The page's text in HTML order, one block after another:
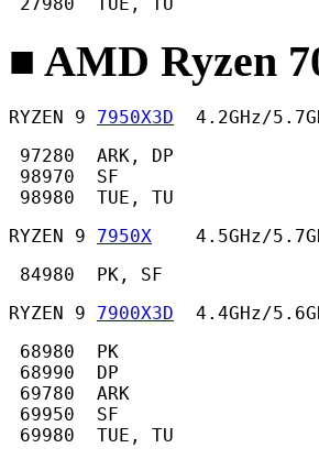
■ AMD Ryzen
RYZEN 9 7950X3D
4.2GHz/
97280  ARK, DP
98970  SF
98980  TUE, TU
RYZEN 9 7950X
4.5GHz/
84980  PK, SF
RYZEN 9 7900X3D
4.4GHz/
68980  PK
68990  DP
69780  ARK
69950  SF
69980  TUE, TU